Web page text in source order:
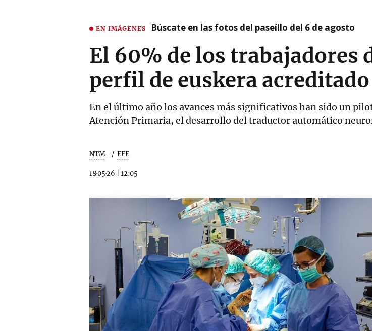
EN IMÁGENES Búscate en las fotos del paseíllo del 6 de agosto
El 60% de los trabajadores
perfil de euskera acreditado
En el último año los avances más significativos han sido un
Atención Primaria, el desarrollo del traductor automático
NTM EFE
18·05·26 12:05